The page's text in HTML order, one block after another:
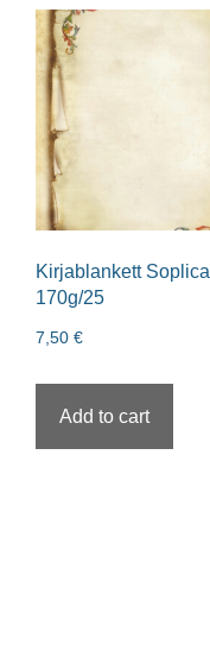
Kirjablankett Soplica
170g/25
7,50 €
Add to cart